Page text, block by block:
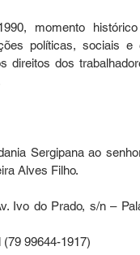
momento
políticas, sociais
direitos dos
Sergipana ao
Alves Filho.
Ivo do Prado, s/n –
99644-1917)